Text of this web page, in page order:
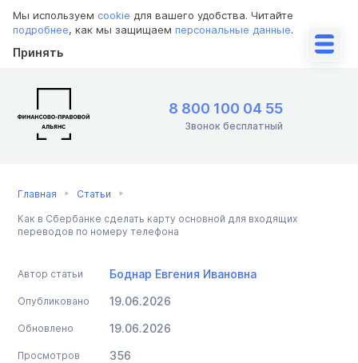
Мы используем cookie для вашего удобства. Читайте
подробнее, как мы защищаем персональные данные.
Принять
8 800 100 04 55
Звонок бесплатный
Главная Статьи
Как в Сбербанке сделать карту основной для входящих
переводов по номеру телефона
Автор статьи Боднар Евгения Ивановна
Опубликовано 19.06.2026
Обновлено 19.06.2026
Просмотров 356